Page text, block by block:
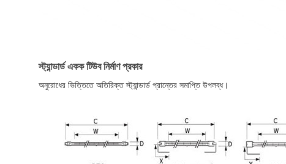
স্ট্যান্ডার্ড একক টিউব নির্মাণ প্রকার
অনুরোধের ভিত্তিতে অতিরিক্ত স্ট্যান্ডার্ড প্রান্তের সমাপ্তি উপলব্ধ।